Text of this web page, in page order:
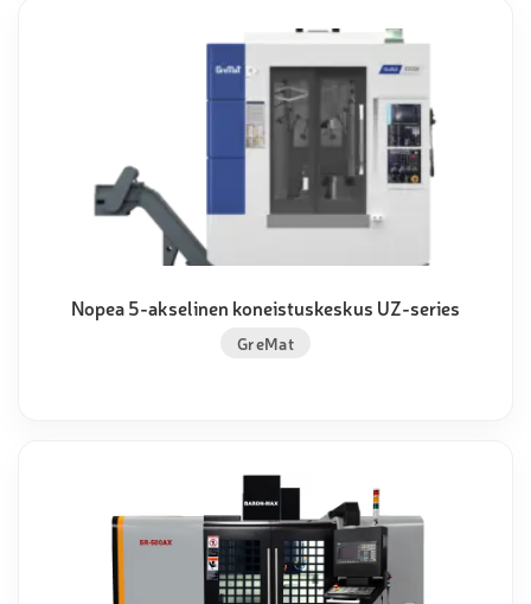
Nopea 5-akselinen koneistuskeskus UZ-series
GreMat